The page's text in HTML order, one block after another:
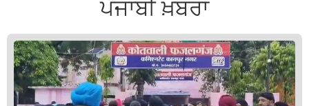
ਪੰਜਾਬੀ ਖ਼ਬਰਾਂ